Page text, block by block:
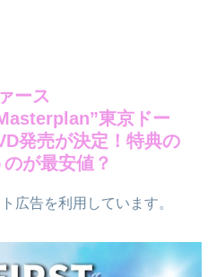
ース
東京ドー
発売が決定！特典の
が最安値？
広告を利用しています。